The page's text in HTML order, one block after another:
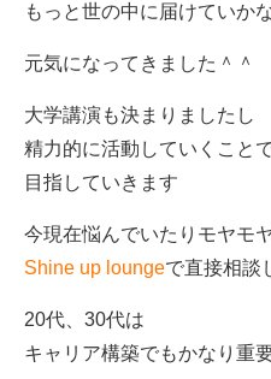
もっと世の中に届けていか
元気になってきました＾＾
大学講演も決まりましたし
精力的に活動していくこと
目指していきます
今現在悩んでいたりモヤモ
Shine up loungeで直接相談
20代、30代は
キャリア構築でもかなり重